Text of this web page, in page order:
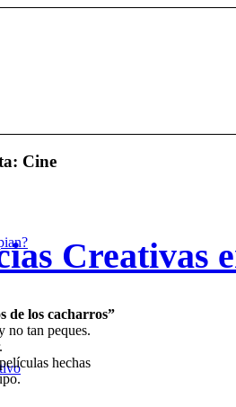
Cine
Creativas
de los cacharros”
no tan peques.
hechas